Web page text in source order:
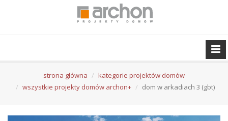
strona główna
kategorie projektów domów
wszystkie projekty domów archon+
dom w arkadiach 3 (gbt)